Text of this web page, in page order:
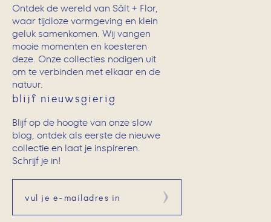
Ontdek de wereld van Sâlt + Flor,
waar tijdloze vormgeving en klein
geluk samenkomen. Wij vangen
mooie momenten en koesteren
deze. Onze collecties nodigen uit
om te verbinden met elkaar en de
natuur.
blijf nieuwsgierig
Blijf op de hoogte van onze slow
blog, ontdek als eerste de nieuwe
collectie en laat je inspireren.
Schrijf je in!
Aanmelden